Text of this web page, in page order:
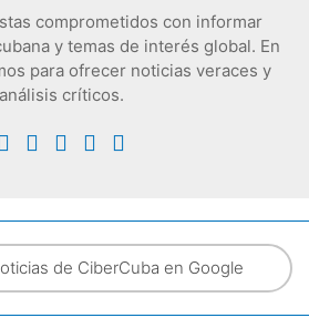
comprometidos con informar
y temas de interés global. En
para ofrecer noticias veraces y
análisis críticos.
de CiberCuba en Google